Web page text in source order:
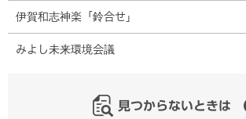
伊賀和志神楽「鈴合せ」
みよし未来環境会議
見つからないときは